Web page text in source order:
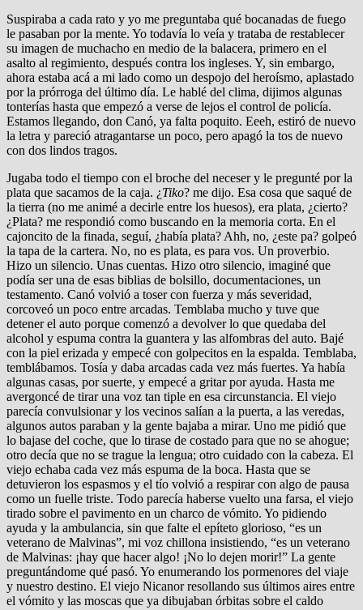
Suspiraba a cada rato y yo me preguntaba qué bocanadas de fuego
le pasaban por la mente. Yo todavía lo veía y trataba de restablecer
su imagen de muchacho en medio de la balacera, primero en el
asalto al regimiento, después contra los ingleses. Y, sin embargo,
ahora estaba acá a mi lado como un despojo del heroísmo, aplastado
por la prórroga del último día. Le hablé del clima, dijimos algunas
tonterías hasta que empezó a verse de lejos el control de policía.
Estamos llegando, don Canó, ya falta poquito. Eeeh, estiró de nuevo
la letra y pareció atragantarse un poco, pero apagó la tos de nuevo
con dos lindos tragos.
Jugaba todo el tiempo con el broche del neceser y le pregunté por la
plata que sacamos de la caja. ¿Tiko? me dijo. Esa cosa que saqué de
la tierra (no me animé a decirle entre los huesos), era plata, ¿cierto?
¿Plata? me respondió como buscando en la memoria corta. En el
cajoncito de la finada, seguí, ¿había plata? Ahh, no, ¿este pa? golpeó
la tapa de la cartera. No, no es plata, es para vos. Un proverbio.
Hizo un silencio. Unas cuentas. Hizo otro silencio, imaginé que
podía ser una de esas biblias de bolsillo, documentaciones, un
testamento. Canó volvió a toser con fuerza y más severidad,
corcoveó un poco entre arcadas. Temblaba mucho y tuve que
detener el auto porque comenzó a devolver lo que quedaba del
alcohol y espuma contra la guantera y las alfombras del auto. Bajé
con la piel erizada y empecé con golpecitos en la espalda. Temblaba,
temblábamos. Tosía y daba arcadas cada vez más fuertes. Ya había
algunas casas, por suerte, y empecé a gritar por ayuda. Hasta me
avergoncé de tirar una voz tan tiple en esa circunstancia. El viejo
parecía convulsionar y los vecinos salían a la puerta, a las veredas,
algunos autos paraban y la gente bajaba a mirar. Uno me pidió que
lo bajase del coche, que lo tirase de costado para que no se ahogue;
otro decía que no se trague la lengua; otro cuidado con la cabeza. El
viejo echaba cada vez más espuma de la boca. Hasta que se
detuvieron los espasmos y el tío volvió a respirar con algo de pausa
como un fuelle triste. Todo parecía haberse vuelto una farsa, el viejo
tirado sobre el pavimento en un charco de vómito. Yo pidiendo
ayuda y la ambulancia, sin que falte el epíteto glorioso, “es un
veterano de Malvinas”, mi voz chillona insistiendo, “es un veterano
de Malvinas: ¡hay que hacer algo! ¡No lo dejen morir!” La gente
preguntándome qué pasó. Yo enumerando los pormenores del viaje
y nuestro destino. El viejo Nicanor resollando sus últimos aires entre
el vómito y las moscas que ya dibujaban órbitas sobre el caldo